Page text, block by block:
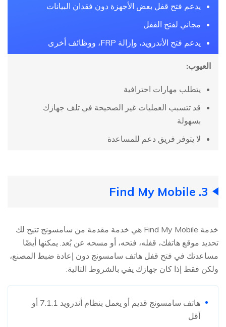
يدعم فتح قفل بعض الأجهزة دون فقدان البيانات
مجاني لفتح القفل
يدعم فتح الأندرويد، وإزالة FRP، ووظائف أخرى
العيوب:
يتطلب مهارات احترافية
قد تتسبب العمليات غير الصحيحة في تلف جهازك
بسهولة
لا يتوفر فريق دعم للمساعدة
3. Find My Mobile
خدمة Find My Mobile هي خدمة مقدمة من سامسونج تتيح لك
تحديد موقع هاتفك، قفله، فتحه، أو مسحه عن بُعد. يمكنها أيضًا
مساعدتك في فتح قفل هاتف سامسونج دون إعادة ضبط المصنع،
ولكن فقط إذا كان جهازك يفي بالشروط التالية:
هاتف سامسونج قديم أو يعمل بنظام أندرويد 7.1.1 أو
أقل